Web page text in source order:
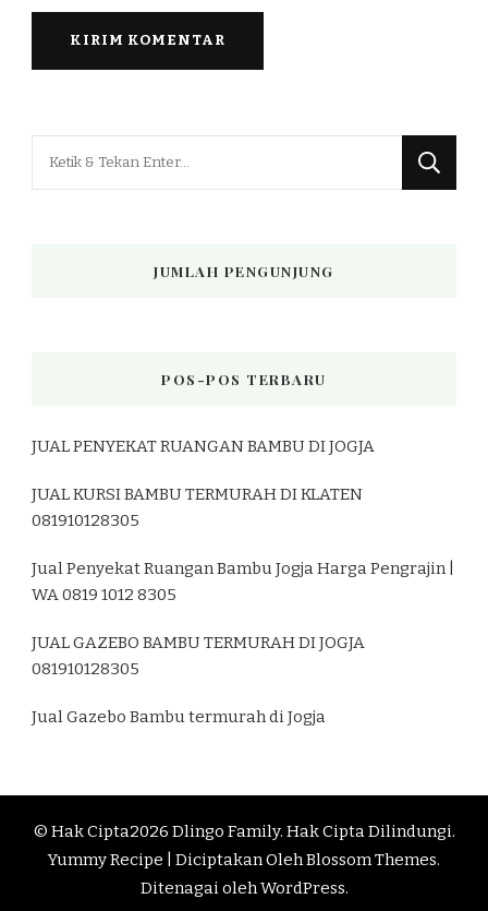
Mencari
JUMLAH PENGUNJUNG
POS-POS TERBARU
JUAL PENYEKAT RUANGAN BAMBU DI JOGJA
JUAL KURSI BAMBU TERMURAH DI KLATEN
081910128305
Jual Penyekat Ruangan Bambu Jogja Harga Pengrajin |
WA 0819 1012 8305
JUAL GAZEBO BAMBU TERMURAH DI JOGJA
081910128305
Jual Gazebo Bambu termurah di Jogja
© Hak Cipta2026 Dlingo Family. Hak Cipta Dilindungi.
Yummy Recipe | Diciptakan OlehBlossom Themes.
Ditenagai olehWordPress.